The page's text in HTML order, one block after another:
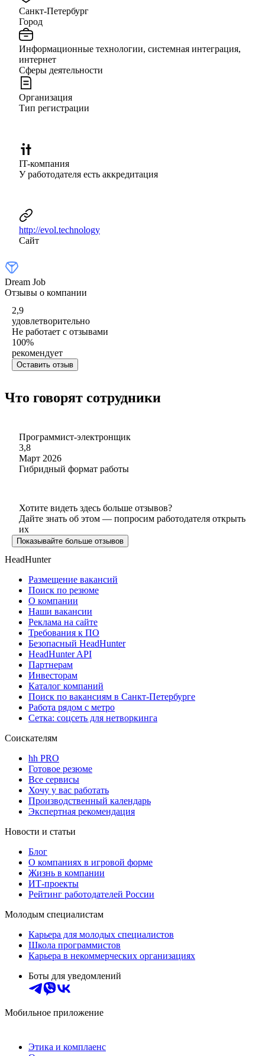
Санкт-Петербург
Город
Информационные технологии, системная интеграция,
интернет
Сферы деятельности
Организация
Тип регистрации
IT-компания
У работодателя есть аккредитация
http://evol.technology
Сайт
Dream Job
Отзывы о компании
2,9
удовлетворительно
Не работает с отзывами
100%
рекомендует
Оставить отзыв
Что говорят сотрудники
Программист-электронщик
3,8
Март 2026
Гибридный формат работы
Хотите видеть здесь больше отзывов?
Дайте знать об этом — попросим работодателя открыть
их
Показывайте больше отзывов
HeadHunter
Размещение вакансий
Поиск по резюме
О компании
Наши вакансии
Реклама на сайте
Требования к ПО
Безопасный HeadHunter
HeadHunter API
Партнерам
Инвесторам
Каталог компаний
Поиск по вакансиям в Санкт-Петербурге
Работа рядом с метро
Сетка: соцсеть для нетворкинга
Соискателям
hh PRO
Готовое резюме
Все сервисы
Хочу у вас работать
Производственный календарь
Экспертная рекомендация
Новости и статьи
Блог
О компаниях в игровой форме
Жизнь в компании
ИТ-проекты
Рейтинг работодателей России
Молодым специалистам
Карьера для молодых специалистов
Школа программистов
Карьера в некоммерческих организациях
Боты для уведомлений
Мобильное приложение
Этика и комплаенс